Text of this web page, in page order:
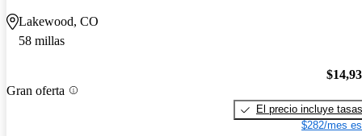
Lakewood, CO
58 millas
Gran oferta
El precio incluye tasas
$282/mes